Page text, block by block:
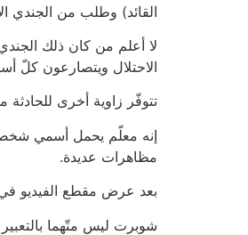
القائد) وطلب من الجندي
لا أعلم من كان ذلك
الاحتلال ويتصارعون كلّ
تتوفّر زاوية أخرى
إنه معلّم يحمل أسمي
مظاهرات عديدة.
بعد عرض مقطع الفيديو
شوبرت ليس متّهما